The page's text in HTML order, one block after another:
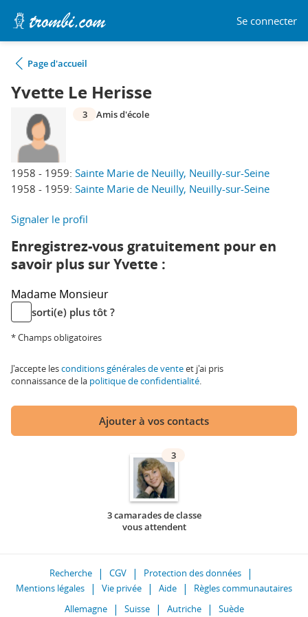
Se connecter
Page d'accueil
Yvette Le Herisse
1958 - 1959: Sainte Marie de Neuilly, Neuilly-sur-Seine
1958 - 1959: Sainte Marie de Neuilly, Neuilly-sur-Seine
3 Amis d'école
Signaler le profil
Enregistrez-vous gratuitement pour en
savoir plus sur Yvette :
Madame Monsieur
sorti(e) plus tôt ?
* Champs obligatoires
J'accepte lesconditions générales de venteet j'ai pris
connaissance de la politique de confidentialité.
Ajouter à vos contacts
3
3 camarades de classe
vous attendent
Recherche CGV
Protection des données
Mentions légales
Vie privée Aide
Règles communautaires
Allemagne
Suisse Autriche Suède